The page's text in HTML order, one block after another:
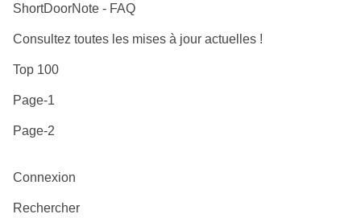
ShortDoorNote - FAQ
Consultez toutes les mises à jour actuelles !
Top 100
Page-1
Page-2
Connexion
Rechercher